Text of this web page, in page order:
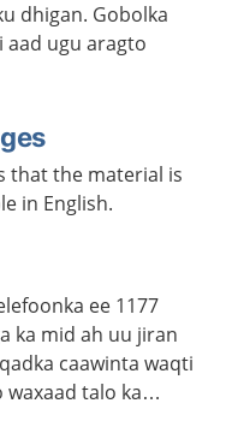
dhigan. Gobolka
aad ugu aragto
that the material is
in English.
ee 1177
ka mid ah uu jiran
caawinta waqti
talo ka